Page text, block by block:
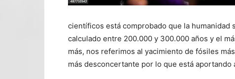
científicos está comprobado que la
calculado entre 200.000 y 300.000 años y el
más, nos referimos al yacimiento de fósiles
más desconcertante por lo que está aportando